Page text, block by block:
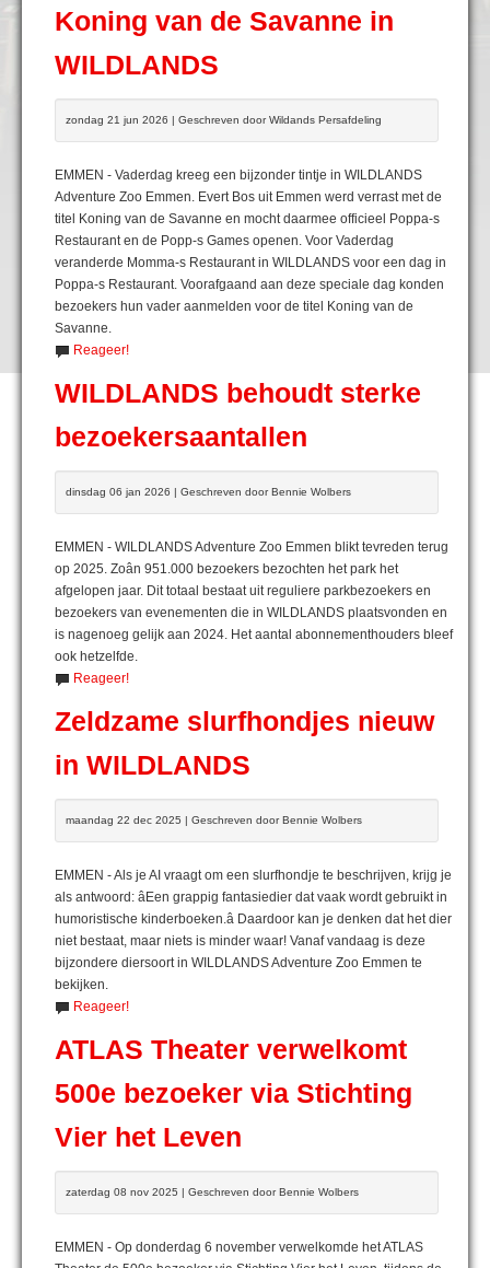
Koning van de Savanne in
WILDLANDS
zondag 21 jun 2026 | Geschreven door Wildands Persafdeling
EMMEN - Vaderdag kreeg een bijzonder tintje in WILDLANDS
Adventure Zoo Emmen. Evert Bos uit Emmen werd verrast met de
titel Koning van de Savanne en mocht daarmee officieel Poppa-s
Restaurant en de Popp-s Games openen. Voor Vaderdag
veranderde Momma-s Restaurant in WILDLANDS voor een dag in
Poppa-s Restaurant. Voorafgaand aan deze speciale dag konden
bezoekers hun vader aanmelden voor de titel Koning van de
Savanne.
Reageer!
WILDLANDS behoudt sterke
bezoekersaantallen
dinsdag 06 jan 2026 | Geschreven door Bennie Wolbers
EMMEN - WILDLANDS Adventure Zoo Emmen blikt tevreden terug
op 2025. Zoân 951.000 bezoekers bezochten het park het
afgelopen jaar. Dit totaal bestaat uit reguliere parkbezoekers en
bezoekers van evenementen die in WILDLANDS plaatsvonden en
is nagenoeg gelijk aan 2024. Het aantal abonnementhouders bleef
ook hetzelfde.
Reageer!
Zeldzame slurfhondjes nieuw
in WILDLANDS
maandag 22 dec 2025 | Geschreven door Bennie Wolbers
EMMEN - Als je AI vraagt om een slurfhondje te beschrijven, krijg je
als antwoord: âEen grappig fantasiedier dat vaak wordt gebruikt in
humoristische kinderboeken.â Daardoor kan je denken dat het dier
niet bestaat, maar niets is minder waar! Vanaf vandaag is deze
bijzondere diersoort in WILDLANDS Adventure Zoo Emmen te
bekijken.
Reageer!
ATLAS Theater verwelkomt
500e bezoeker via Stichting
Vier het Leven
zaterdag 08 nov 2025 | Geschreven door Bennie Wolbers
EMMEN - Op donderdag 6 november verwelkomde het ATLAS